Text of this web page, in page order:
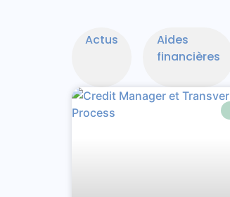
Actus
Aides
financières